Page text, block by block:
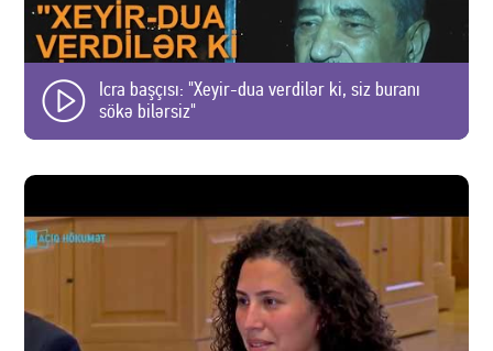
Icra başçısı: "Xeyir-dua verdilər ki, siz buranı
sökə bilərsiz"